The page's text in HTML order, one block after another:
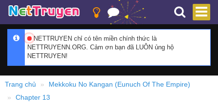
NETTRUYEN chỉ có tên miền chính thức là
NETTRUYENN.ORG. Cảm ơn bạn đã LUÔN ủng hộ
NETTRUYEN!
Trang chủ
Mekkoku No Kangan (Eunuch Of The Empire)
Chapter 13